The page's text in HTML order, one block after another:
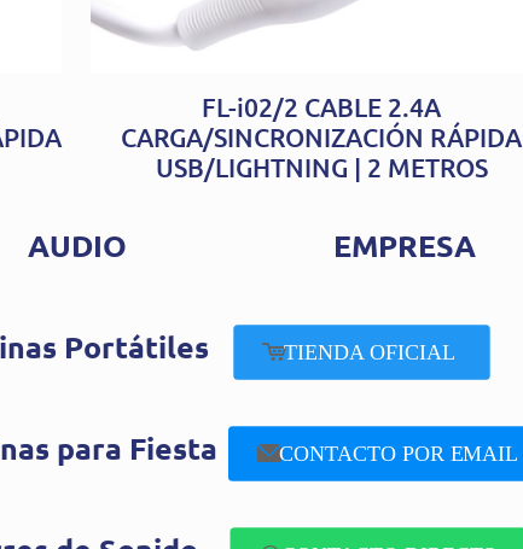
FL-i02/2 CABLE 2.4A
CARGA/SINCRONIZACIÓN RÁPIDA
USB/LIGHTNING | 2 METROS
AUDIO EMPRESA
Portátiles TIENDA OFICIAL
para Fiesta CONTACTO POR EMAIL